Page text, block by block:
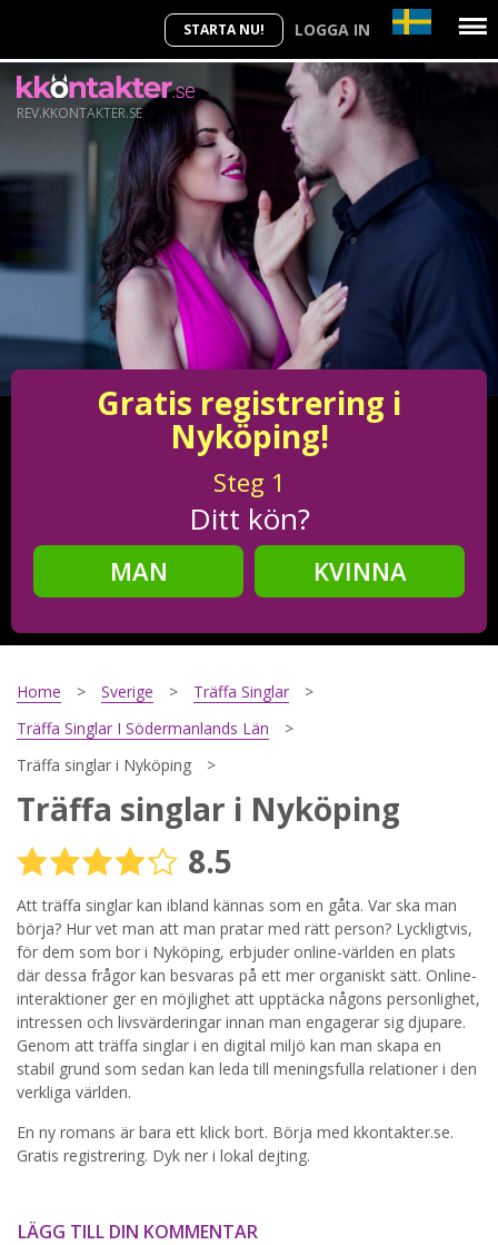
STARTA NU! LOGGA IN
REV.KKONTAKTER.SE
Gratis registrering i
Nyköping!
Steg 1
Ditt kön?
MAN
KVINNA
Steg2
Steg
Din mailadress?
Genom att registrera godkänner jag Villkorenoch
Sekretesspolicyn. Jag godkänner att ta emot information och
reklam via e-post från hemsidans operatörer. Jag kan dra
tillbaka godkännande när jag vill.
STARTA NU!
Home Sverige
Träffa Singlar
Träffa Singlar I Södermanlands Län
Träffa singlar i Nyköping
Träffa singlar i Nyköping
8.5
Att träffa singlar kan ibland kännas som en gåta. Var ska man
börja? Hur vet man att man pratar med rätt person? Lyckligtvis,
för dem som bor i Nyköping, erbjuder online-världen en plats
där dessa frågor kan besvaras på ett mer organiskt sätt. Online-
interaktioner ger en möjlighet att upptäcka någons personlighet,
intressen och livsvärderingar innan man engagerar sig djupare.
Genom att träffa singlar i en digital miljö kan man skapa en
stabil grund som sedan kan leda till meningsfulla relationer i den
verkliga världen.
En ny romans är bara ett klick bort. Börja med kkontakter.se.
Gratis registrering. Dyk ner i lokal dejting.
LÄGG TILL DIN KOMMENTAR